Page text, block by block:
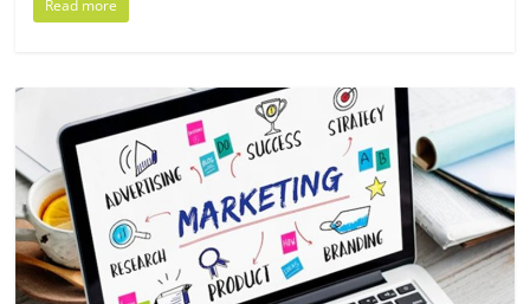
รวม
รน
ไชส์
พร้อม
ทำเล
สำหรับ
เปิด
Read more